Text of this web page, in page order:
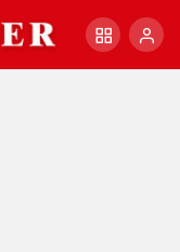
- Paylaş